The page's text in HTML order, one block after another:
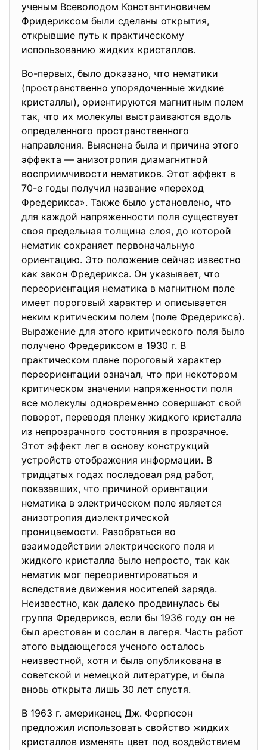
ученым Всеволодом Константиновичем
Фридериксом были сделаны открытия,
открывшие путь к практическому
использованию жидких кристаллов.
Во-первых, было доказано, что нематики
(пространственно упорядоченные жидкие
кристаллы), ориентируются магнитным полем
так, что их молекулы выстраиваются вдоль
определенного пространственного
направления. Выяснена была и причина этого
эффекта — анизотропия диамагнитной
восприимчивости нематиков. Этот эффект в
70-е годы получил название «переход
Фредерикса». Также было установлено, что
для каждой напряженности поля существует
своя предельная толщина слоя, до которой
нематик сохраняет первоначальную
ориентацию. Это положение сейчас известно
как закон Фредерикса. Он указывает, что
переориентация нематика в магнитном поле
имеет пороговый характер и описывается
неким критическим полем (поле Фредерикса).
Выражение для этого критического поля было
получено Фредериксом в 1930 г. В
практическом плане пороговый характер
переориентации означал, что при некотором
критическом значении напряженности поля
все молекулы одновременно совершают свой
поворот, переводя пленку жидкого кристалла
из непрозрачного состояния в прозрачное.
Этот эффект лег в основу конструкций
устройств отображения информации. В
тридцатых годах последовал ряд работ,
показавших, что причиной ориентации
нематика в электрическом поле является
анизотропия диэлектрической
проницаемости. Разобраться во
взаимодействии электрического поля и
жидкого кристалла было непросто, так как
нематик мог переориентироваться и
вследствие движения носителей заряда.
Неизвестно, как далеко продвинулась бы
группа Фредерикса, если бы 1936 году он не
был арестован и сослан в лагеря. Часть работ
этого выдающегося ученого осталось
неизвестной, хотя и была опубликована в
советской и немецкой литературе, и была
вновь открыта лишь 30 лет спустя.
В 1963 г. американец Дж. Фергюсон
предложил использовать свойство жидких
кристаллов изменять цвет под воздействием